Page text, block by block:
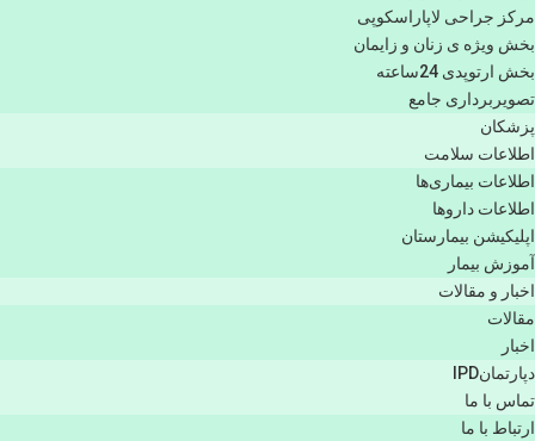
مرکز جراحی لاپاراسکوپی
بخش ویژه ی زنان و زایمان
بخش ارتوپدی 24ساعته
تصویربرداری جامع
پزشكان
اطلاعات سلامت
اطلاعات بیماری‌ها
اطلاعات دارو‌ها
اپليكيشن بيمارستان
آموزش بیمار
اخبار و مقالات
مقالات
اخبار
دپارتمانIPD
تماس با ما
ارتباط با ما